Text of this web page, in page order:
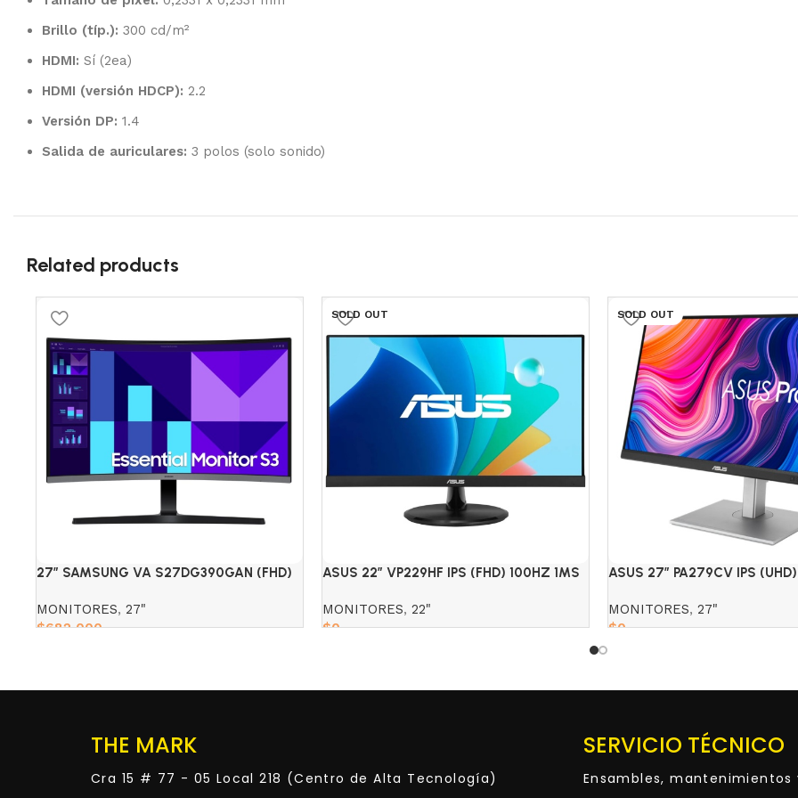
Brillo (típ.): 300 cd/m²
HDMI: Sí (2ea)
HDMI (versión HDCP): 2.2
Versión DP: 1.4
Salida de auriculares: 3 polos (solo sonido)
Related products
27″ SAMSUNG VA S27DG390GAN (FHD)
MONITORES, 27"
$682,000
SOLD OUT
ASUS 22″ VP229HF IPS (FHD) 100HZ 1MS
MONITORES, 22"
$0
SOLD OUT
ASUS 27″ PA279CV IPS
MONITORES, 27"
$0
THE MARK
Cra 15 # 77 - 05 Local 218 (Centro de Alta Tecnología)
SERVICIO TÉCNICO
Ensambles,